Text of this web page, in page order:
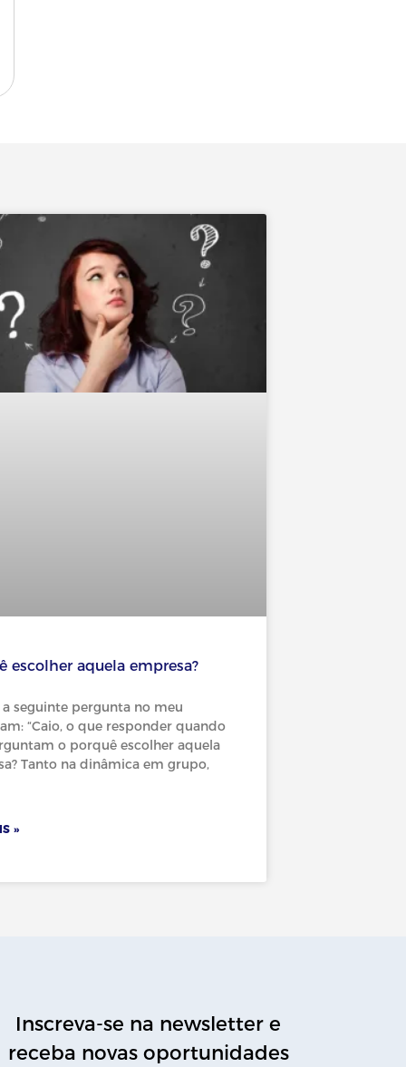
escolher aquela empresa?
a seguinte pergunta no meu
“Caio, o que responder quando
o porquê escolher aquela
Tanto na dinâmica em grupo,
»
Inscreva-se na newsletter e
receba novas oportunidades